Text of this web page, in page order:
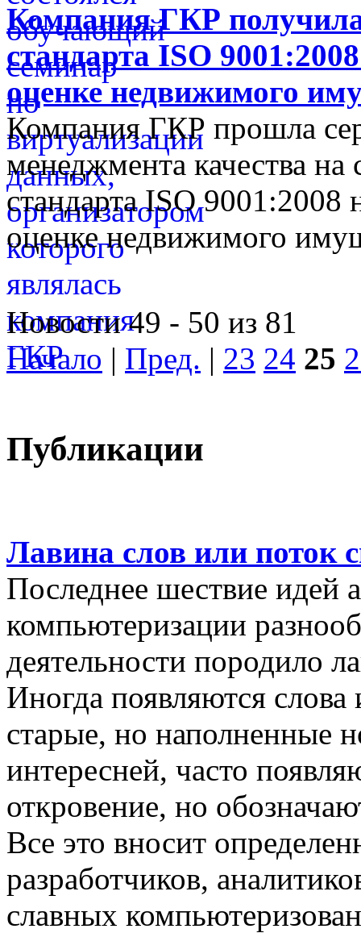
Компания ГКР
стандарта ISO
оценке недвижимого
Компания ГКР прошла
менеджмента качества на
стандарта ISO 9001:2008
оценке недвижимого
Новости 49 - 50 из 81
Начало | Пред. | 23 24 25
Публикации
Лавина слов или поток
Последнее шествие идей
компьютеризации
деятельности породило
Иногда появляются
старые, но наполненные
интересней, часто
откровение, но
Все это вносит
разработчиков,
славных